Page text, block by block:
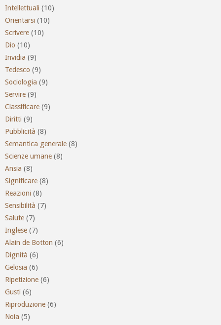
Intellettuali (10)
Orientarsi (10)
Scrivere (10)
Dio (10)
Invidia (9)
Tedesco (9)
Sociologia (9)
Servire (9)
Classificare (9)
Diritti (9)
Pubblicità (8)
Semantica generale (8)
Scienze umane (8)
Ansia (8)
Significare (8)
Reazioni (8)
Sensibilità (7)
Salute (7)
Inglese (7)
Alain de Botton (6)
Dignità (6)
Gelosia (6)
Ripetizione (6)
Gusti (6)
Riproduzione (6)
Noia (5)